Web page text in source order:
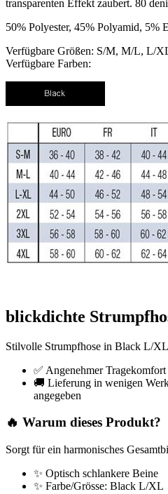
transparenten Effekt zaubert. 80
50% Polyester, 45% Polyamid, 5%
Verfügbare Größen: S/M, M/L, L/
Verfügbare Farben:
blickdichte
Stilvolle Strumpfhose in Black L/
✅ Angenehmer Tragekomfort
🚚 Lieferung in wenigen
angegeben
🔥 Warum dieses Produkt?
Sorgt für ein harmonisches
✨ Optisch schlankere Beine
✨ Farbe/Grösse: Black L/XL